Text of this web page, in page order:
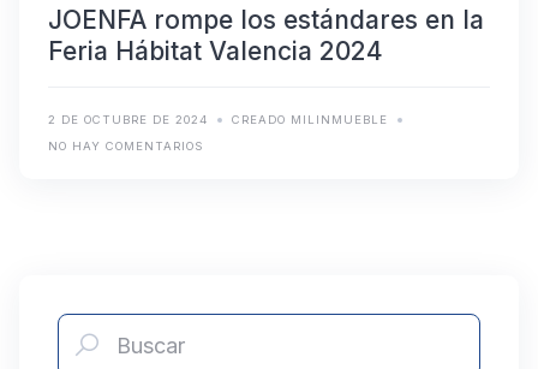
JOENFA rompe los estándares en la
Feria Hábitat Valencia 2024
2 DE OCTUBRE DE 2024
CREADO MILINMUEBLE
NO HAY COMENTARIOS